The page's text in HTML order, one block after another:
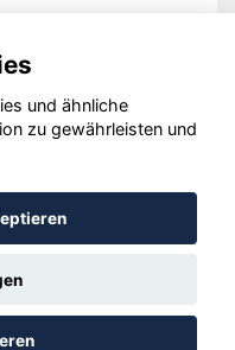
2020 - 2026
und ähnliche
zu gewährleisten und